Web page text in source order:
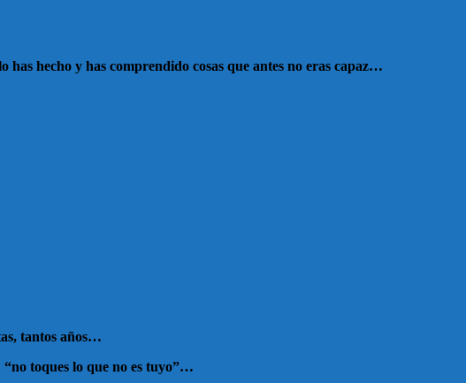
has hecho y has comprendido cosas que antes no eras capaz…
tantos años…
toques lo que no es tuyo”…